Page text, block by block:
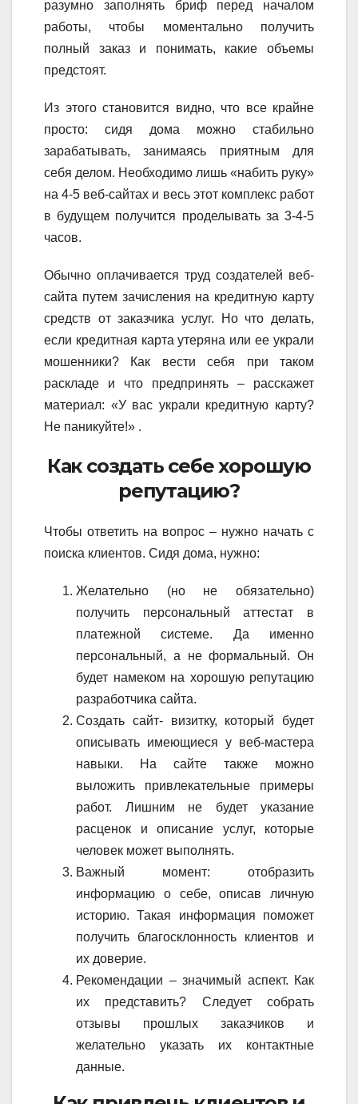
разумно заполнять бриф перед началом
работы, чтобы моментально получить
полный заказ и понимать, какие объемы
предстоят.
Из этого становится видно, что все крайне
просто: сидя дома можно стабильно
зарабатывать, занимаясь приятным для
себя делом. Необходимо лишь «набить руку»
на 4-5 веб-сайтах и весь этот комплекс работ
в будущем получится проделывать за 3-4-5
часов.
Обычно оплачивается труд создателей веб-
сайта путем зачисления на кредитную карту
средств от заказчика услуг. Но что делать,
если кредитная карта утеряна или ее украли
мошенники? Как вести себя при таком
раскладе и что предпринять – расскажет
материал: «У вас украли кредитную карту?
Не паникуйте!» .
Как создать себе хорошую
репутацию?
Чтобы ответить на вопрос – нужно начать с
поиска клиентов. Сидя дома, нужно:
Желательно (но не обязательно)
получить персональный аттестат в
платежной системе. Да именно
персональный, а не формальный. Он
будет намеком на хорошую репутацию
разработчика сайта.
Создать сайт- визитку, который будет
описывать имеющиеся у веб-мастера
навыки. На сайте также можно
выложить привлекательные примеры
работ. Лишним не будет указание
расценок и описание услуг, которые
человек может выполнять.
Важный момент: отобразить
информацию о себе, описав личную
историю. Такая информация поможет
получить благосклонность клиентов и
их доверие.
Рекомендации – значимый аспект. Как
их представить? Следует собрать
отзывы прошлых заказчиков и
желательно указать их контактные
данные.